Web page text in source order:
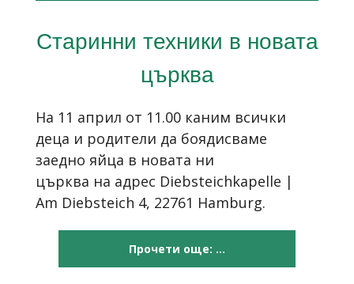
Старинни техники в новата
църква
На 11 април от 11.00 каним всички
деца и родители да боядисваме
заедно яйца в новата ни
църква на адрес Diebsteichkapelle |
Am Diebsteich 4, 22761 Hamburg.
Прочети още: ...